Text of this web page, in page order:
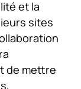
et la
sites
de mettre